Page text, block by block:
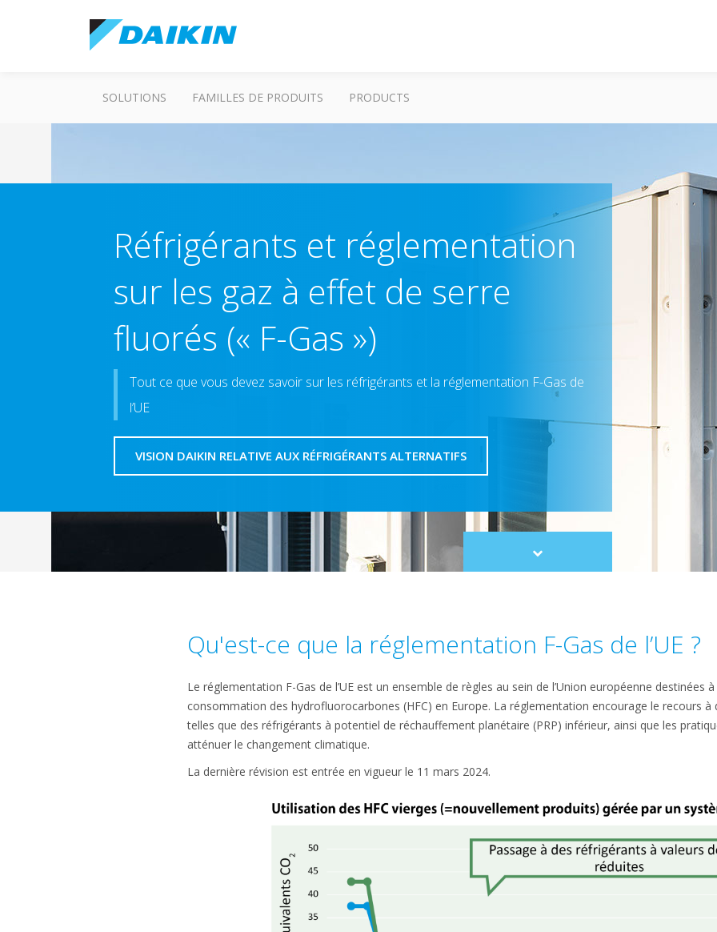
SOLUTIONS FAMILLES DE PRODUITS PRODUCTS
Réfrigérants et réglementation
sur les gaz à effet de serre
fluorés (« F-Gas »)
Tout ce que vous devez savoir sur les réfrigérants et la réglementation F-Gas de
l’UE
VISION DAIKIN RELATIVE AUX RÉFRIGÉRANTS ALTERNATIFS
Scroll
to
Qu'est-ce que la réglementation F-Gas de l’UE ?​
Le réglementation F-Gas de l’UE est un ensemble de règles au sein de l’Union européenne destinées
consommation des hydrofluorocarbones (HFC) en Europe. La réglementation encourage le recours à
telles que des réfrigérants à potentiel de réchauffement planétaire (PRP) inférieur, ainsi que les
atténuer le changement climatique.​
La dernière révision est entrée en vigueur le 11 mars 2024.​